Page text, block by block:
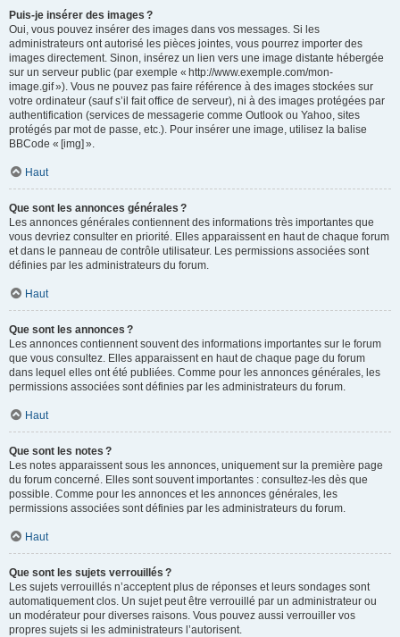
Puis-je insérer des images ?
Oui, vous pouvez insérer des images dans vos messages. Si les
administrateurs ont autorisé les pièces jointes, vous pourrez importer des
images directement. Sinon, insérez un lien vers une image distante hébergée
sur un serveur public (par exemple « http://www.exemple.com/mon-
image.gif »). Vous ne pouvez pas faire référence à des images stockées sur
votre ordinateur (sauf s’il fait office de serveur), ni à des images protégées par
authentification (services de messagerie comme Outlook ou Yahoo, sites
protégés par mot de passe, etc.). Pour insérer une image, utilisez la balise
BBCode « [img] ».
Haut
Que sont les annonces générales ?
Les annonces générales contiennent des informations très importantes que
vous devriez consulter en priorité. Elles apparaissent en haut de chaque forum
et dans le panneau de contrôle utilisateur. Les permissions associées sont
définies par les administrateurs du forum.
Haut
Que sont les annonces ?
Les annonces contiennent souvent des informations importantes sur le forum
que vous consultez. Elles apparaissent en haut de chaque page du forum
dans lequel elles ont été publiées. Comme pour les annonces générales, les
permissions associées sont définies par les administrateurs du forum.
Haut
Que sont les notes ?
Les notes apparaissent sous les annonces, uniquement sur la première page
du forum concerné. Elles sont souvent importantes : consultez-les dès que
possible. Comme pour les annonces et les annonces générales, les
permissions associées sont définies par les administrateurs du forum.
Haut
Que sont les sujets verrouillés ?
Les sujets verrouillés n’acceptent plus de réponses et leurs sondages sont
automatiquement clos. Un sujet peut être verrouillé par un administrateur ou
un modérateur pour diverses raisons. Vous pouvez aussi verrouiller vos
propres sujets si les administrateurs l’autorisent.